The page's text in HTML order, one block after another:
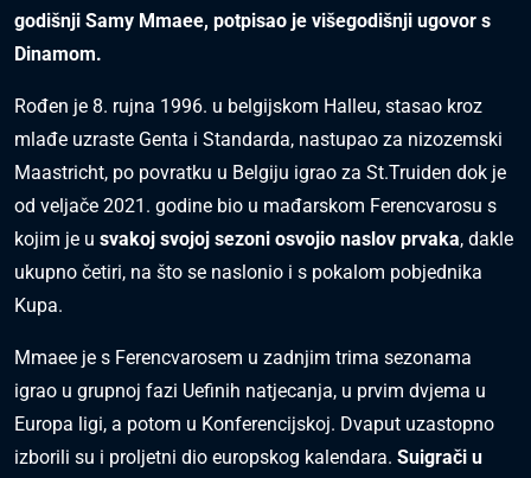
godišnji Samy Mmaee, potpisao je višegodišnji ugovor s
Dinamom.
Rođen je 8. rujna 1996. u belgijskom Halleu, stasao kroz
mlađe uzraste Genta i Standarda, nastupao za nizozemski
Maastricht, po povratku u Belgiju igrao za St.Truiden dok je
od veljače 2021. godine bio u mađarskom Ferencvarosu s
kojim je u svakoj svojoj sezoni osvojio naslov prvaka, dakle
ukupno četiri, na što se naslonio i s pokalom pobjednika
Kupa.
Mmaee je s Ferencvarosem u zadnjim trima sezonama
igrao u grupnoj fazi Uefinih natjecanja, u prvim dvjema u
Europa ligi, a potom u Konferencijskoj. Dvaput uzastopno
izborili su i proljetni dio europskog kalendara. Suigrači u